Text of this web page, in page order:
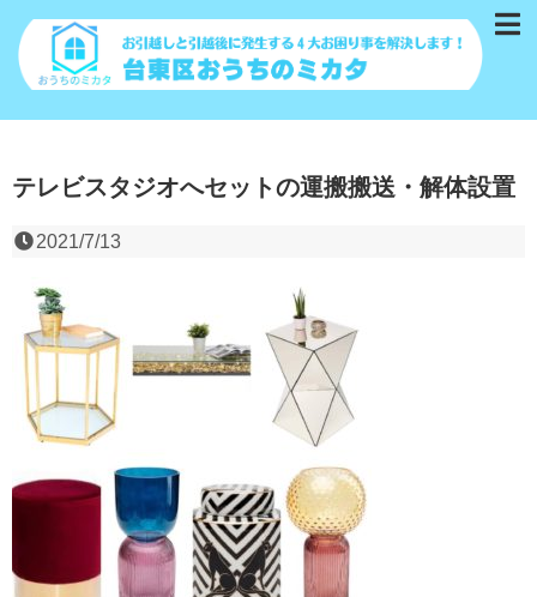
テレビスタジオへセットの運搬搬送・解体設置
2021/7/13